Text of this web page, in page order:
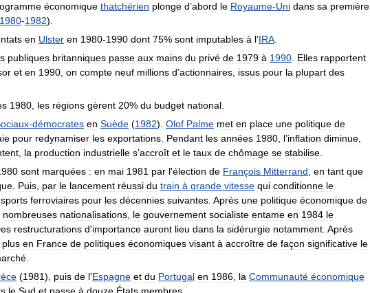
économique thatchérien plonge d’abord le Royaume-Uni dans sa première
1980-1982).
en Ulster en 1980-1990 dont 75% sont imputables à l’IRA
publiques britanniques passe aux mains du privé de 1979 à 1990 Elles rapportent
et en 1990 on compte neuf millions d’actionnaires issus pour la plupart des
1980 les régions gèrent 20% du budget national
-démocrates en Suède (1982). Olof Palme met en place une politique de
pour redynamiser les exportations Pendant les années 1980 l’inflation diminue
la production industrielle s’accroît et le taux de chômage se stabilise
sont marquées : en mai 1981 par l'élection de François Mitterrand en tant que
Puis par le lancement réussi du train à grande vitesse qui conditionne le
ferroviaires pour les décennies suivantes Après une politique économique de
nombreuses nationalisations le gouvernement socialiste entame en 1984 le
restructurations d'importance auront lieu dans la sidérurgie notamment Après
plus en France de politiques économiques visant à accroître de façon significative le
(1981), puis de l'Espagne et du Portugal en 1986 la Communauté économique